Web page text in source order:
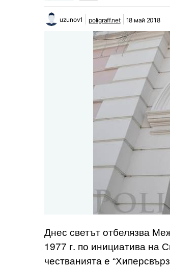
uzunov1 poligraff.net 18 май 2018
Днес светът отбелязва
1977 г. по инициатива на
честванията е